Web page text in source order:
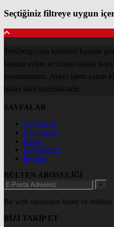
Seçtiğiniz filtreye uygun
TersDergi.com içerikleri kaynak
kanuna aykırı ve izinsiz olarak
yayınlanamaz. Aykırı işlem yapan
hakkı saklı tutulmaktadır.
SAYFALAR
Üye Girişi
Üye Kaydı
Künye
Hakkımızda
İletişim
BÜLTEN ABONELİĞİ
+
Bu web sitesinden haber ve
BİZİ TAKİP ET